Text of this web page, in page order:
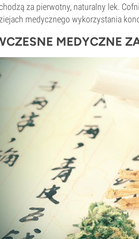
za pierwotny, naturalny lek.
medycznego wykorzystania
MEDYCZNE